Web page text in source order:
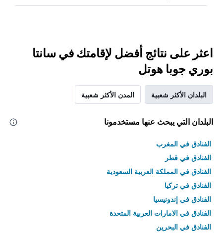
اعثر على نتائج أفضل لإقامتك في سانتا
بوري جوبا هوتل
البلدان الأكثر شعبية المدن الأكثر شعبية
البلدان التي يبحث عنها مستخدمونا
الفنادق في المغرب
الفنادق في قطر
الفنادق في المملكة العربية السعودية
الفنادق في تركيا
الفنادق في إندونيسيا
الفنادق في الامارات العربية المتحدة
الفنادق في البحرين